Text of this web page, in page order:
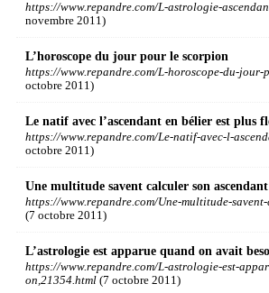
https://www.repandre.com/L-astrologie-
novembre 2011)
L’horoscope du jour pour le scorpion
https://www.repandre.com/L-horoscope-du-jour-
octobre 2011)
Le natif avec l’ascendant en bélier est plus
https://www.repandre.com/Le-natif-avec-l-
octobre 2011)
Une multitude savent calculer son ascendant
https://www.repandre.com/Une-multitude-
(7 octobre 2011)
L’astrologie est apparue quand on avait
https://www.repandre.com/L-astrologie-est-
on,21354.html (7 octobre 2011)